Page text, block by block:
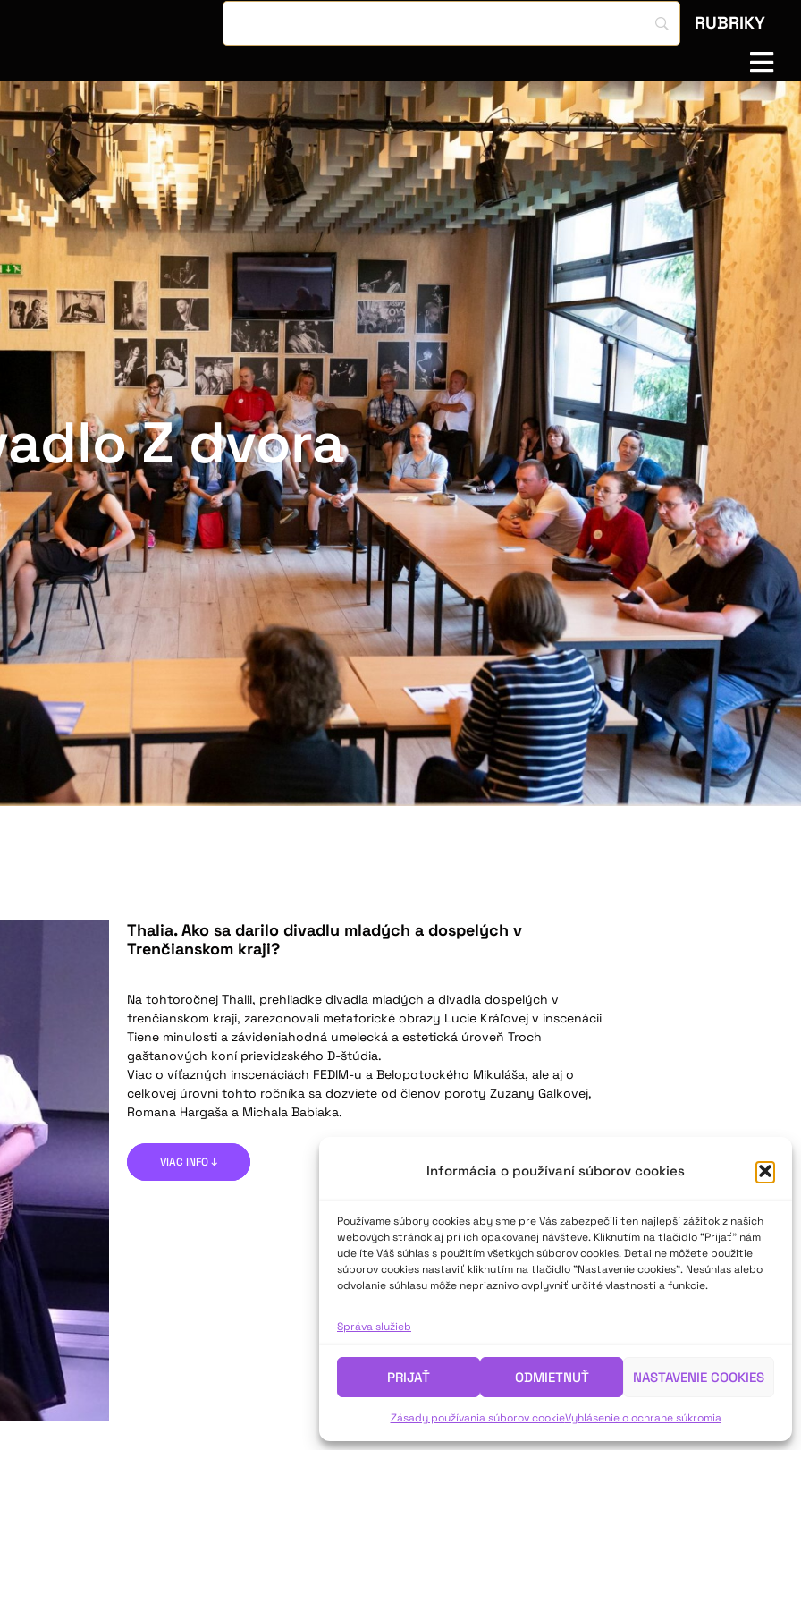
Informácia o používaní súborov cookies
Používame súbory cookies aby sme pre Vás zabezpečili ten najlepší zážitok z našich
webových stránok aj pri ich opakovanej návšteve. Kliknutím na tlačidlo “Prijať” nám
udelíte Váš súhlas s použitím všetkých súborov cookies. Detailne môžete použitie
súborov cookies nastaviť kliknutím na tlačidlo "Nastavenie cookies". Nesúhlas alebo
odvolanie súhlasu môže nepriaznivo ovplyvniť určité vlastnosti a funkcie.
Správa služieb
PRIJAŤ ODMIETNUŤ NASTAVENIE COOKIES
Zásady používania súborov cookieVyhlásenie o ochrane súkromia
RUBRIKY
Z dvora
Thalia. Ako sa darilo divadlu mladých a dospelých v
Trenčianskom kraji?
Na tohtoročnej Thalii, prehliadke divadla mladých a divadla dospelých v
trenčianskom kraji, zarezonovali metaforické obrazy Lucie Kráľovej v inscenácii
Tiene minulosti a závideniahodná umelecká a estetická úroveň Troch
gaštanových koní prievidzského D-štúdia.
Viac o víťazných inscenáciách FEDIM-u a Belopotockého Mikuláša, ale aj o
celkovej úrovni tohto ročníka sa dozviete od členov poroty Zuzany Galkovej,
Romana Hargaša a Michala Babiaka.
VIAC INFO ↓